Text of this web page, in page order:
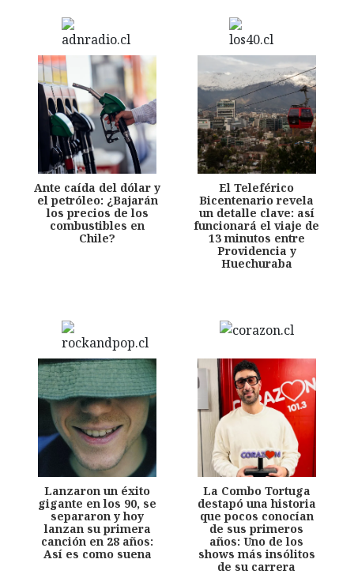
Ante caída del dólar y
el petróleo: ¿Bajarán
los precios de los
combustibles en
Chile?
El Teleférico
Bicentenario revela
un detalle clave: así
funcionará el viaje de
13 minutos entre
Providencia y
Huechuraba
Lanzaron un éxito
gigante en los 90, se
separaron y hoy
lanzan su primera
canción en 28 años:
Así es como suena
La Combo Tortuga
destapó una historia
que pocos conocían
de sus primeros
años: Uno de los
shows más insólitos
de su carrera